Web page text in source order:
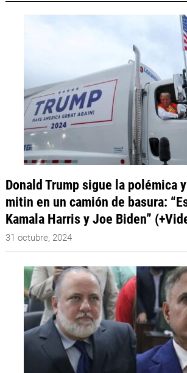
Donald Trump sigue la polémica
mitin en un camión de basura:
Kamala Harris y Joe Biden”
31 octubre, 2024